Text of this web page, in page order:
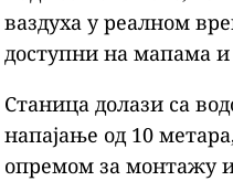
ваздуха у реалном
доступни на мапама
Станица долази са
напајање од 10
опремом за монтажу